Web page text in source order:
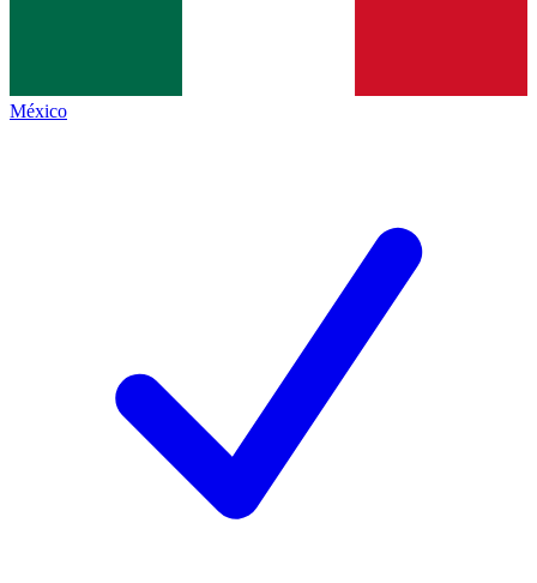
México